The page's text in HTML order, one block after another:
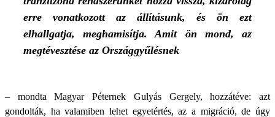
erre vonatkozott az állításunk, és ön ezt
elhallgatja, meghamisítja. Amit ön mond, az
megtévesztése az Országgyűlésnek
– mondta Magyar Péternek Gulyás Gergely, hozzátéve: azt
gondolták, ha valamiben lehet egyetértés, az a migráció, de úgy